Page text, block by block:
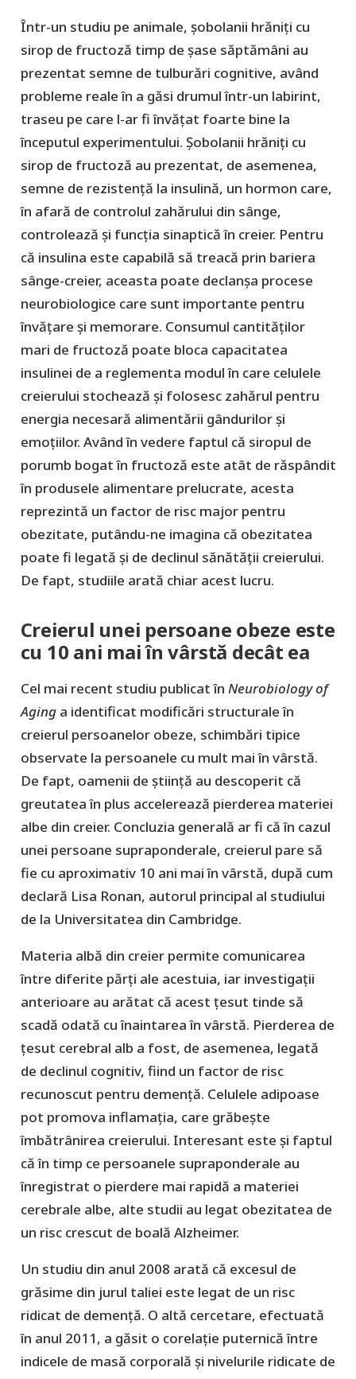
Într-un studiu pe animale, șobolanii hrăniți cu
sirop de fructoză timp de șase săptămâni au
prezentat semne de tulburări cognitive, având
probleme reale în a găsi drumul într-un labirint,
traseu pe care l-ar fi învățat foarte bine la
începutul experimentului. Șobolanii hrăniți cu
sirop de fructoză au prezentat, de asemenea,
semne de rezistență la insulină, un hormon care,
în afară de controlul zahărului din sânge,
controlează și funcția sinaptică în creier. Pentru
că insulina este capabilă să treacă prin bariera
sânge-creier, aceasta poate declanșa procese
neurobiologice care sunt importante pentru
învățare și memorare. Consumul cantităților
mari de fructoză poate bloca capacitatea
insulinei de a reglementa modul în care celulele
creierului stochează și folosesc zahărul pentru
energia necesară alimentării gândurilor și
emoțiilor. Având în vedere faptul că siropul de
porumb bogat în fructoză este atât de răspândit
în produsele alimentare prelucrate, acesta
reprezintă un factor de risc major pentru
obezitate, putându-ne imagina că obezitatea
poate fi legată și de declinul sănătății creierului.
De fapt, studiile arată chiar acest lucru.
Creierul unei persoane obeze este
cu 10 ani mai în vârstă decât ea
Cel mai recent studiu publicat în Neurobiology of
Aginga identificat modificări structurale în
creierul persoanelor obeze, schimbări tipice
observate la persoanele cu mult mai în vârstă.
De fapt, oamenii de știință au descoperit că
greutatea în plus accelerează pierderea materiei
albe din creier. Concluzia generală ar fi că în cazul
unei persoane supraponderale, creierul pare să
fie cu aproximativ 10 ani mai în vârstă, după cum
declară Lisa Ronan, autorul principal al studiului
de la Universitatea din Cambridge.
Materia albă din creier permite comunicarea
între diferite părți ale acestuia, iar investigații
anterioare au arătat că acest țesut tinde să
scadă odată cu înaintarea în vârstă. Pierderea de
țesut cerebral alb a fost, de asemenea, legată
de declinul cognitiv, fiind un factor de risc
recunoscut pentru demență. Celulele adipoase
pot promova inflamația, care grăbește
îmbătrânirea creierului. Interesant este și faptul
că în timp ce persoanele supraponderale au
înregistrat o pierdere mai rapidă a materiei
cerebrale albe, alte studii au legat obezitatea de
un risc crescut de boală Alzheimer.
Un studiu din anul 2008 arată că excesul de
grăsime din jurul taliei este legat de un risc
ridicat de demență. O altă cercetare, efectuată
în anul 2011, a găsit o corelație puternică între
indicele de masă corporală și nivelurile ridicate de